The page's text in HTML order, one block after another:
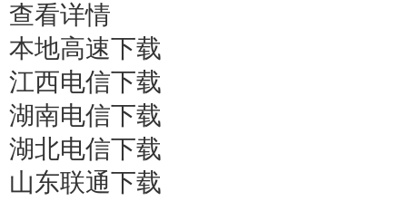
查看详情
本地高速下载
江西电信下载
湖南电信下载
湖北电信下载
山东联通下载